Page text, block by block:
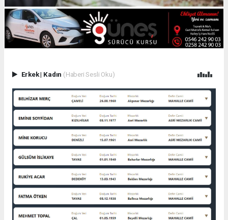
Erkek| Kadın (Haberi Sesli Oku)